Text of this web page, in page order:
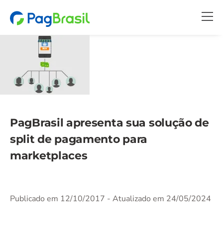
PagBrasil apresenta sua solução de
split de pagamento para
marketplaces
Publicado em 12/10/2017 - Atualizado em 24/05/2024